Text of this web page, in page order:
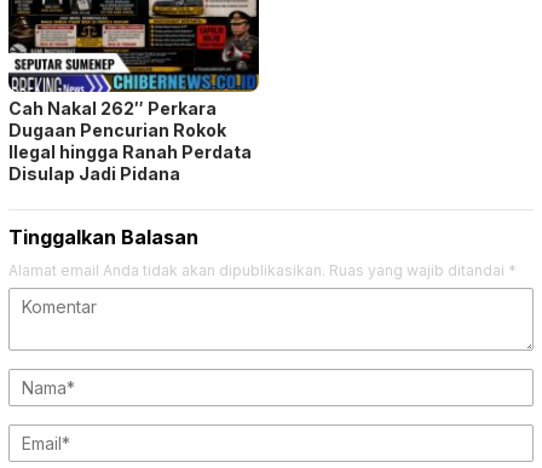
Cah Nakal 262″ Perkara
Dugaan Pencurian Rokok
Ilegal hingga Ranah Perdata
Disulap Jadi Pidana
Tinggalkan Balasan
Alamat email Anda tidak akan dipublikasikan. Ruas yang wajib ditandai *